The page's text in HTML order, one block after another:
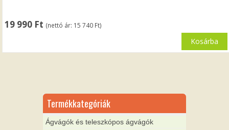
19 990 Ft (nettó ár: 15 740 Ft)
Kosárba
Termékkategóriák
Ágvágók és teleszkópos ágvágók